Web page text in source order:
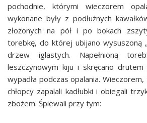
pochodnie, którymi wieczorem
wykonane były z podłużnych
złożonych na pół i po bokach
torebkę, do której ubijano wysuszoną
drzew iglastych. Napełnioną
leszczynowym kiju i skręcano
wypadła podczas opalania.
chłopcy zapalali kadłubki i obiegali
zbożem. Śpiewali przy tym: